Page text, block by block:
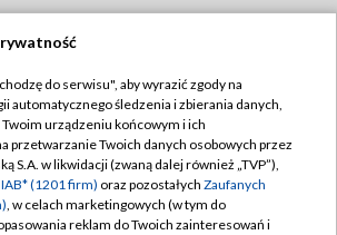
TVP
TVP
Regulamin TVP
Polityka prywatności
Moje zgody
do serwisu", aby wyrazić zgody na
automatycznego śledzenia i zbierania danych,
urządzeniu końcowym i ich
przetwarzanie Twoich danych osobowych przez
S.A. w likwidacji (zwaną dalej również „TVP”),
(1201 firm) oraz pozostałych Zaufanych
, w celach marketingowych (w tym do
reklam do Twoich zainteresowań i